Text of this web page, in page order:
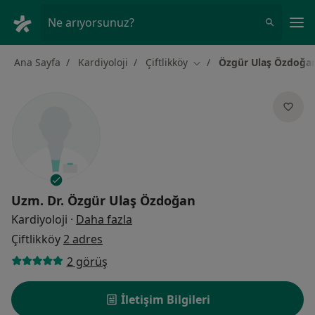
Ne arıyorsunuz?
Ana Sayfa Kardiyoloji Çiftlikköy Şehir değiştir
Özgür Ulaş
Uzm. Dr. Özgür Ulaş Özdoğan
Kardiyoloji · Daha fazla
Çiftlikköy2 adres
2 görüş
İletişim Bilgileri